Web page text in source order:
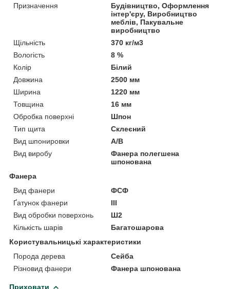
Призначення
Будівництво, Оформлення
інтер'єру, Виробництво
меблів, Пакувальне
виробництво
Щільність
370 кг/м3
Вологість
8 %
Колір
Білий
Довжина
2500 мм
Ширина
1220 мм
Товщина
16 мм
Обробка поверхні
Шпон
Тип щита
Склеєний
Вид шпонировки
А/В
Вид виробу
Фанера полегшена
шпонована
Фанера
Вид фанери
ФСФ
Ґатунок фанери
III
Вид обробки поверхонь
Ш2
Кількість шарів
Багатошарова
Користувальницькі характеристики
Порода дерева
Сейба
Різновид фанери
Фанера шпонована
Приховати